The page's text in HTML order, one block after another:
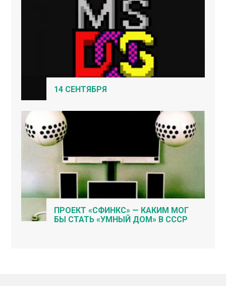
14 СЕНТЯБРЯ
ПРОЕКТ «СФИНКС» — КАКИМ МОГ
БЫ СТАТЬ «УМНЫЙ ДОМ» В СССР